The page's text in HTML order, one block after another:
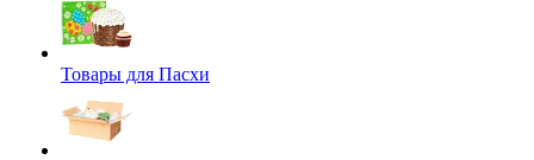
Товары для Пасхи